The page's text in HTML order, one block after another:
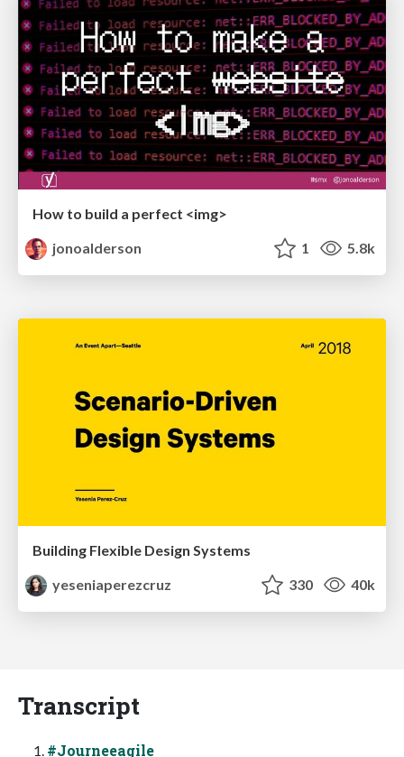
How to build a perfect <img>
jonoalderson
1 5.8k
Building Flexible Design Systems
yeseniaperezcruz
330 40k
Transcript
#Journeeagile